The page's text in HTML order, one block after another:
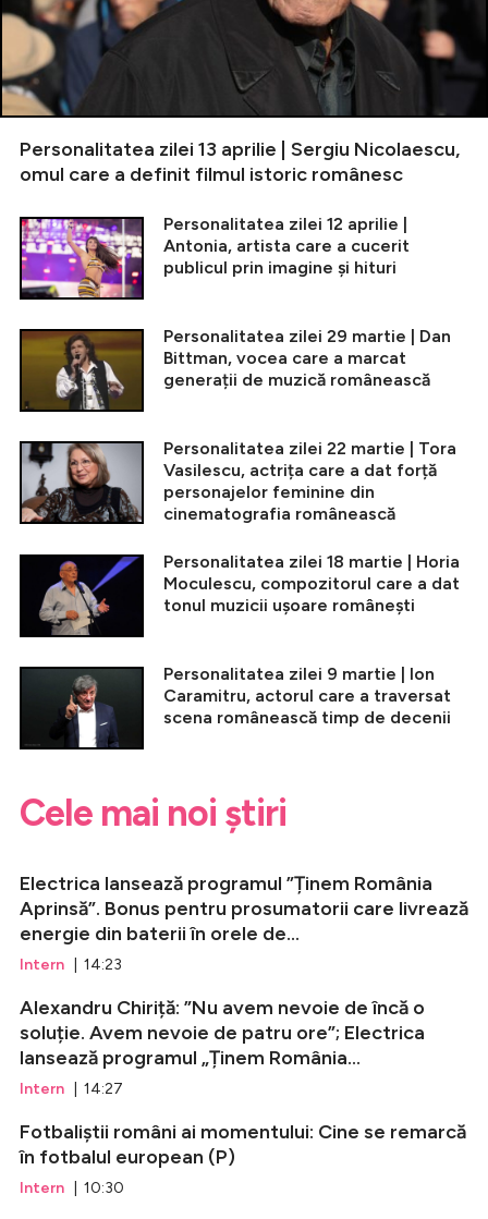
Personalitatea zilei 13 aprilie | Sergiu Nicolaescu,
omul care a definit filmul istoric românesc
Personalitatea zilei 12 aprilie |
Antonia, artista care a cucerit
publicul prin imagine și hituri
Personalitatea zilei 29 martie | Dan
Bittman, vocea care a marcat
generații de muzică românească
Personalitatea zilei 22 martie | Tora
Vasilescu, actrița care a dat forță
personajelor feminine din
cinematografia românească
Personalitatea zilei 18 martie | Horia
Moculescu, compozitorul care a dat
tonul muzicii ușoare românești
Personalitatea zilei 9 martie | Ion
Caramitru, actorul care a traversat
scena românească timp de decenii
Cele mai noi știri
Electrica lansează programul ”Ținem România
Aprinsă”. Bonus pentru prosumatorii care livrează
energie din baterii în orele de...
Intern | 14:23
Alexandru Chiriță: ”Nu avem nevoie de încă o
soluție. Avem nevoie de patru ore”; Electrica
lansează programul „Ținem România...
Intern | 14:27
Fotbaliștii români ai momentului: Cine se remarcă
în fotbalul european (P)
Intern | 10:30